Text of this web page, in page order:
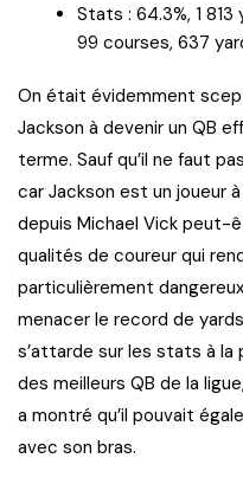
Stats : 64.3%, 1
99 courses, 637
On était évidemment
Jackson à devenir un QB
terme. Sauf qu’il ne faut
car Jackson est un joueur
depuis Michael Vick
qualités de coureur qui
particulièrement
menacer le record de
s’attarde sur les stats à la
des meilleurs QB de la
a montré qu’il pouvait
avec son bras.